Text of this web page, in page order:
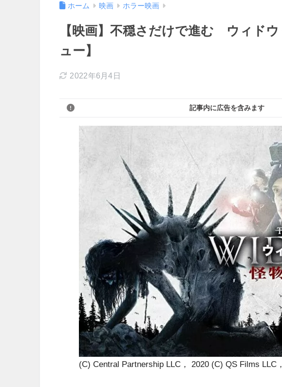
ホーム 映画 ホラー映画
【映画】不穏さだけで進む ウィド
ュー】
2022年6月4日
記事内に広告を含みます
(C) Central Partnership LLC， 2020 (C) QS Films LLC